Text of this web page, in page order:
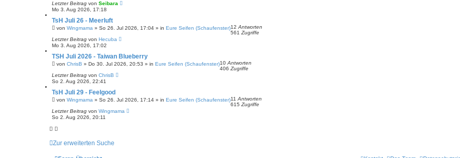
Letzter Beitrag von Seibara
Mo 3. Aug 2026, 17:18
TsH Juli 26 - Meerluft
von Wingmama » So 26. Jul 2026, 17:04 » in Eure Seifen (Schaufenster)12 Antworten
561 Zugriffe
Letzter Beitrag von Hecuba
Mo 3. Aug 2026, 17:02
TSH Juli 2026 - Taiwan Blueberry
von ChrisB » Do 30. Jul 2026, 20:53 » in Eure Seifen (Schaufenster)10 Antworten
406 Zugriffe
Letzter Beitrag von ChrisB
So 2. Aug 2026, 22:41
TsH Juli 29 - Feelgood
von Wingmama » So 26. Jul 2026, 17:14 » in Eure Seifen (Schaufenster)11 Antworten
615 Zugriffe
Letzter Beitrag von Wingmama
So 2. Aug 2026, 20:11
Zur erweiterten Suche